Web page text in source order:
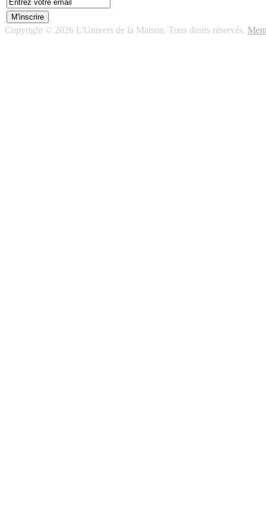
Copyright © 2026 L'Univers de la Maison. Tous droits réservés.